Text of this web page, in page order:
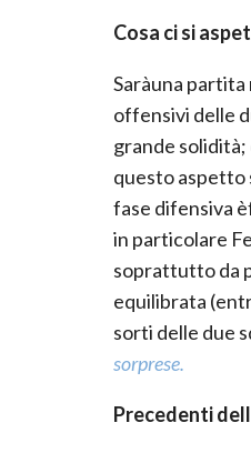
Cosa ci si
Saràuna
offensivi delle
grande
questo aspetto
fase difensiva
in particolare
soprattutto da
equilibrata
sorti delle due
sorprese.
Precedenti